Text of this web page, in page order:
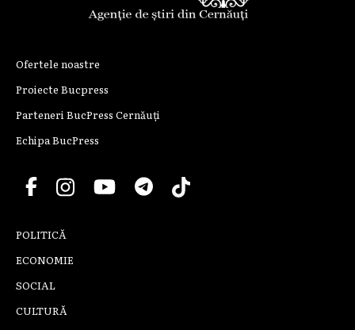
Ofertele noastre
Proiecte Bucpress
Parteneri BucPress Cernăuți
Echipa BucPress
POLITICĂ
ECONOMIE
SOCIAL
CULTURĂ